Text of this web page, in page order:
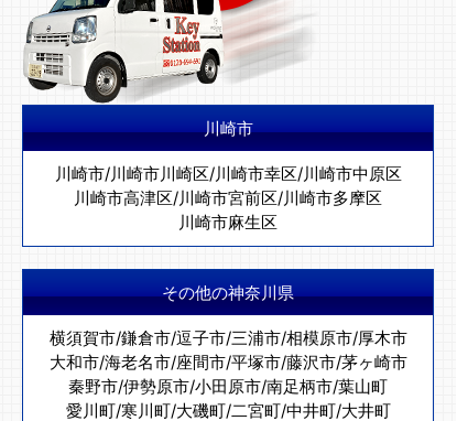
川崎市
川崎市/川崎市川崎区/川崎市幸区/川崎市中原区
川崎市高津区/川崎市宮前区/川崎市多摩区
川崎市麻生区
その他の神奈川県
横須賀市/鎌倉市/逗子市/三浦市/相模原市/厚木市
大和市/海老名市/座間市/平塚市/藤沢市/茅ヶ崎市
秦野市/伊勢原市/小田原市/南足柄市/葉山町
愛川町/寒川町/大磯町/二宮町/中井町/大井町